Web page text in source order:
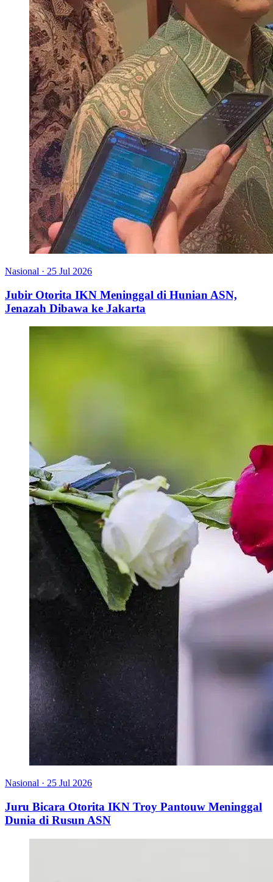
Nasional · 25 Jul 2026
Jubir Otorita IKN Meninggal di Hunian ASN,
Jenazah Dibawa ke Jakarta
Nasional · 25 Jul 2026
Juru Bicara Otorita IKN Troy Pantouw Meninggal
Dunia di Rusun ASN